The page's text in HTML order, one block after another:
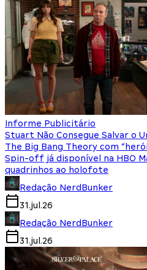
Informe Publicitário
Stuart Não Consegue Salvar o
The Big Bang Theory com
Spin-off já disponível na HBO
quadrinhos ao holofote
Redação NerdBunker
31.jul.26
Redação NerdBunker
31.jul.26